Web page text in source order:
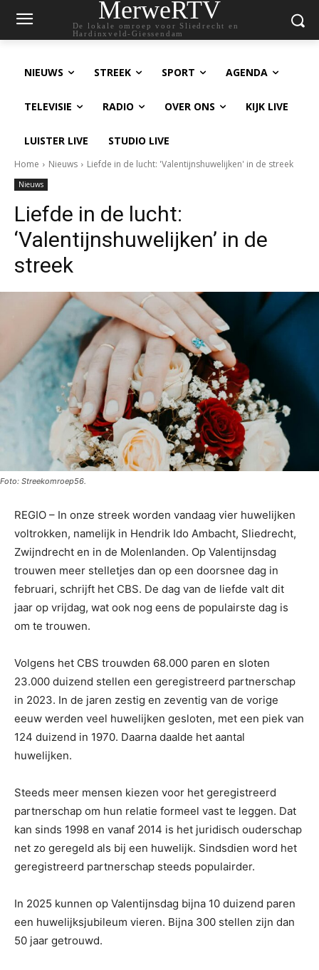
MerweRTV
De lokale omroep voor Sliedrecht en
Hardinxveld-Giessendam
NIEUWS STREEK SPORT AGENDA
TELEVISIE RADIO OVER ONS KIJK LIVE
LUISTER LIVE STUDIO LIVE
Home Nieuws Liefde in de lucht: 'Valentijnshuwelijken' in de streek
Nieuws
Liefde in de lucht:
‘Valentijnshuwelijken’ in de
streek
Foto: Streekomroep56.
REGIO – In onze streek worden vandaag vier huwelijken
voltrokken, namelijk in Hendrik Ido Ambacht, Sliedrecht,
Zwijndrecht en in de Molenlanden. Op Valentijnsdag
trouwen meer stelletjes dan op een doorsnee dag in
februari, schrijft het CBS. De dag van de liefde valt dit
jaar op vrijdag, wat ook nog eens de populairste dag is
om te trouwen.
Volgens het CBS trouwden 68.000 paren en sloten
23.000 duizend stellen een geregistreerd partnerschap
in 2023. In de jaren zestig en zeventig van de vorige
eeuw werden veel huwelijken gesloten, met een piek van
124 duizend in 1970. Daarna daalde het aantal
huwelijken.
Steeds meer mensen kiezen voor het geregistreerd
partnerschap om hun relatie formeel vast te leggen. Dat
kan sinds 1998 en vanaf 2014 is het juridisch ouderschap
net zo geregeld als bij een huwelijk. Sindsdien word het
geregistreerd partnerschap steeds populairder.
In 2025 kunnen op Valentijnsdag bijna 10 duizend paren
een huwelijksjubileum vieren. Bijna 300 stellen zijn dan
50 jaar getrouwd.